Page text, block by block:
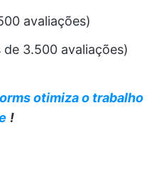
avaliações)
de 3.500 avaliações)
otimiza o trabalho
!